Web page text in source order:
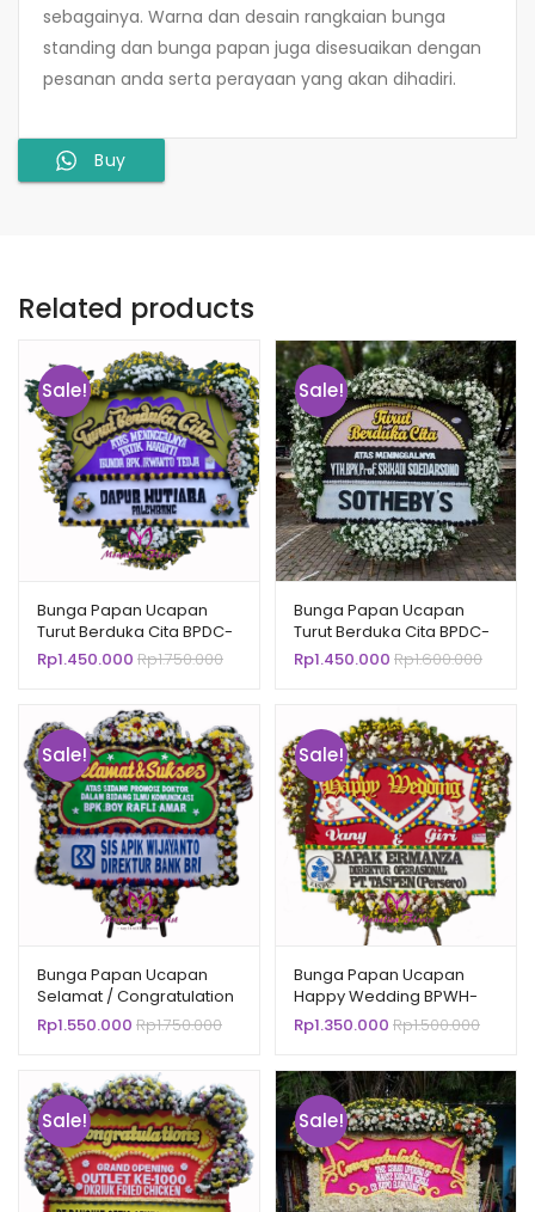
sebagainya. Warna dan desain rangkaian bunga
standing dan bunga papan juga disesuaikan dengan
pesanan anda serta perayaan yang akan dihadiri.
Buy
Related products
Sale!
Bunga Papan Ucapan
Turut Berduka Cita BPDC-
14501
Rp1.450.000 Rp1.750.000
Sale!
Bunga Papan Ucapan
Turut Berduka Cita BPDC-
14502
Rp1.450.000 Rp1.600.000
Sale!
Bunga Papan Ucapan
Selamat / Congratulation
BPSL-155002
Rp1.550.000 Rp1.750.000
Sale!
Bunga Papan Ucapan
Happy Wedding BPWH-
13505
Rp1.350.000 Rp1.500.000
Sale! Sale!